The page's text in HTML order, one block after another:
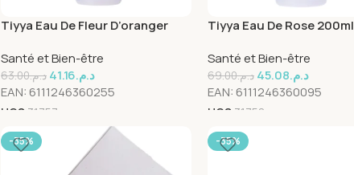
Tiyya Eau De Fleur D’oranger
Santé et Bien-être
د.م.63.00 د.م.41.16
EAN: 6111246360255
UGS 31757
Tiyya Eau De Rose 200ml
Santé et Bien-être
د.م.69.00 د.م.45.08
EAN: 6111246360095
UGS 31758
-35% -35%